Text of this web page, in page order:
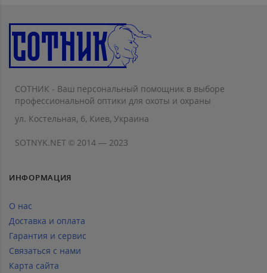
СОТНИК - Ваш персональный помощник в выборе
профессиональной оптики для охоты и охраны
ул. Костельная, 6, Киев, Украина
SOTNYK.NET © 2014 — 2023
ИНФОРМАЦИЯ
О нас
Доставка и оплата
Гарантия и сервис
Связаться с нами
Карта сайта